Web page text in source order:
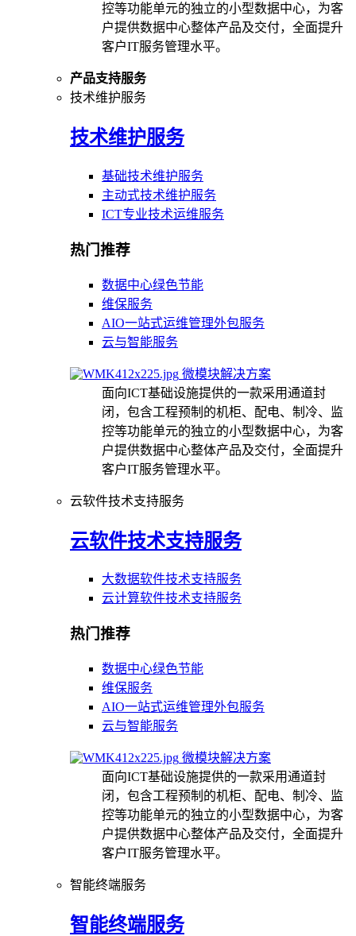
控等功能单元的独立的小型数据中心，为客
户提供数据中心整体产品及交付，全面提升
客户IT服务管理水平。
产品支持服务
技术维护服务
技术维护服务
基础技术维护服务
主动式技术维护服务
ICT专业技术运维服务
热门推荐
数据中心绿色节能
维保服务
AIO一站式运维管理外包服务
云与智能服务
微模块解决方案
面向ICT基础设施提供的一款采用通道封
闭，包含工程预制的机柜、配电、制冷、监
控等功能单元的独立的小型数据中心，为客
户提供数据中心整体产品及交付，全面提升
客户IT服务管理水平。
云软件技术支持服务
云软件技术支持服务
大数据软件技术支持服务
云计算软件技术支持服务
热门推荐
数据中心绿色节能
维保服务
AIO一站式运维管理外包服务
云与智能服务
微模块解决方案
面向ICT基础设施提供的一款采用通道封
闭，包含工程预制的机柜、配电、制冷、监
控等功能单元的独立的小型数据中心，为客
户提供数据中心整体产品及交付，全面提升
客户IT服务管理水平。
智能终端服务
智能终端服务